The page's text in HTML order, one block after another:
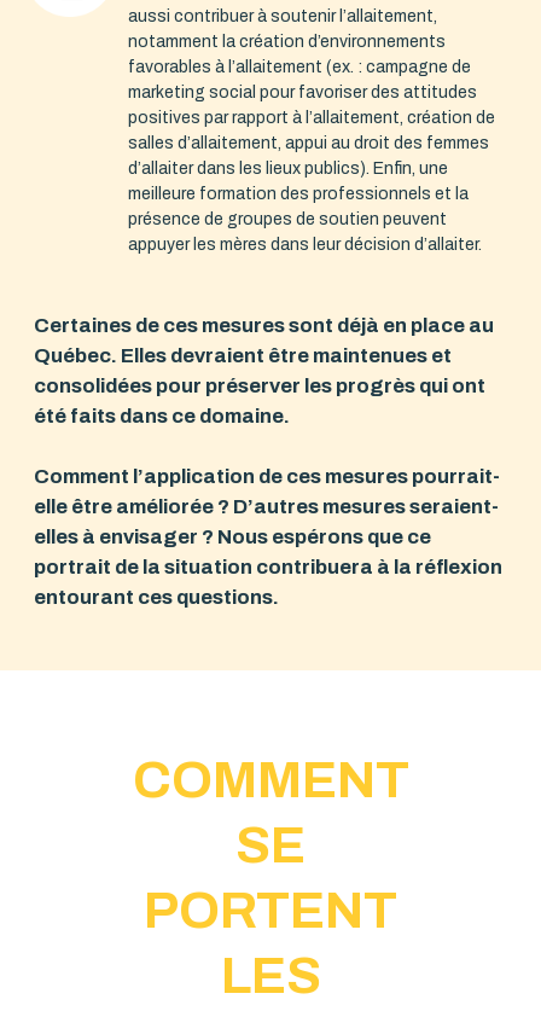
aussi contribuer à soutenir l’allaitement,
notamment la création d’environnements
favorables à l’allaitement (ex. : campagne de
marketing social pour favoriser des attitudes
positives par rapport à l’allaitement, création de
salles d’allaitement, appui au droit des femmes
d’allaiter dans les lieux publics). Enfin, une
meilleure formation des professionnels et la
présence de groupes de soutien peuvent
appuyer les mères dans leur décision d’allaiter.
Certaines de ces mesures sont déjà en place au
Québec. Elles devraient être maintenues et
consolidées pour préserver les progrès qui ont
été faits dans ce domaine.
Comment l’application de ces mesures pourrait-
elle être améliorée ? D’autres mesures seraient-
elles à envisager ? Nous espérons que ce
portrait de la situation contribuera à la réflexion
entourant ces questions.
COMMENT
SE
PORTENT
LES